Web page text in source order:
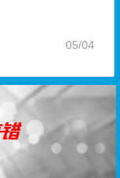
05/04